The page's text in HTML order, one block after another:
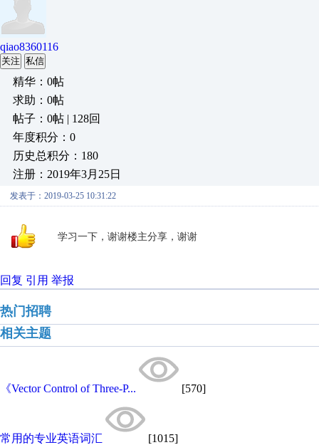
qiao8360116
关注 私信
精华：0帖
求助：0帖
帖子：0帖 | 128回
年度积分：0
历史总积分：180
注册：2019年3月25日
发表于：2019-03-25 10:31:22
学习一下，谢谢楼主分享，谢谢
回复 引用 举报
热门招聘
相关主题
《Vector Control of Three-P... [570]
常用的专业英语词汇 [1015]